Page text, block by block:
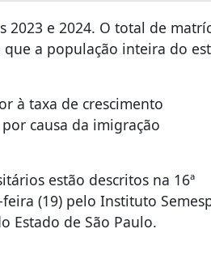
2023 e 2024. O total de
a população inteira do
à taxa de crescimento
causa da imigração
estão descritos na 16ª
(19) pelo Instituto
Estado de São Paulo.